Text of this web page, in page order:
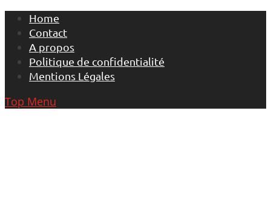
Skip
content
Home
Contact
A propos
Politique de confidentialité
Mentions Légales
Top Menu